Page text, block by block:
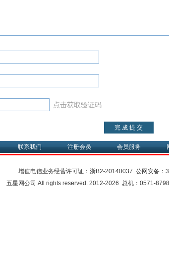
点击获取验证码
联系我们 注册会员 会员服务
增值电信业务经营许可证： 浙B2-20140037 公网安备：
五星网公司 All rights reserved. 2012-2026 总机：0571-